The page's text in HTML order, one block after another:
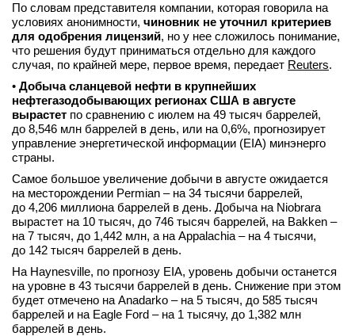
По словам представителя компании, которая говорила на
условиях анонимности, чиновник не уточнил критериев
для одобрения лицензий, но у нее сложилось понимание,
что решения будут приниматься отдельно для каждого
случая, по крайней мере, первое время, передает Reuters.
• Добыча сланцевой нефти в крупнейших
нефтегазодобывающих регионах США в августе
вырастет по сравнению с июлем на 49 тысяч баррелей,
до 8,546 млн баррелей в день, или на 0,6%, прогнозирует
управление энергетической информации (EIA) минэнерго
страны.
Самое большое увеличение добычи в августе ожидается
на месторождении Permian – на 34 тысячи баррелей,
до 4,206 миллиона баррелей в день. Добыча на Niobrara
вырастет на 10 тысяч, до 746 тысяч баррелей, на Bakken –
на 7 тысяч, до 1,442 млн, а на Appalachia – на 4 тысячи,
до 142 тысяч баррелей в день.
На Haynesville, по прогнозу EIA, уровень добычи останется
на уровне в 43 тысячи баррелей в день. Снижение при этом
будет отмечено на Anadarko – на 5 тысяч, до 585 тысяч
баррелей и на Eagle Ford – на 1 тысячу, до 1,382 млн
баррелей в день.